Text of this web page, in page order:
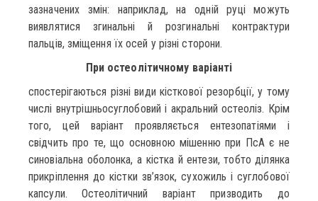
зазначених змін: наприклад, на одній руці можуть
виявлятися згинальні й розгинальні контрактури
пальців, зміщення їх осей у різні сторони.
При остеолітичному варіанті
спостерігаються різні види кісткової резорбції, у тому
числі внутрішньосуглобовий і акральний остеоліз. Крім
того, цей варіант проявляється ентезопатіями і
свідчить про те, що основною мішенню при ПсА є не
синовіальна оболонка, а кістка й ентези, тобто ділянка
прикріплення до кістки зв’язок, сухожиль і суглобової
капсули. Остеолітичний варіант призводить до